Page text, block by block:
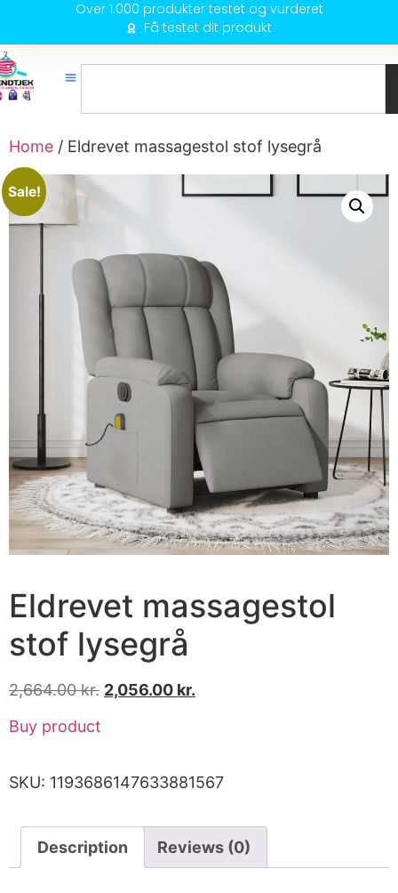
Over 1.000 produkter testet og vurderet
Få testet dit produkt
Home / Eldrevet massagestol stof lysegrå
Sale!
Eldrevet massagestol
stof lysegrå
2,664.00kr. 2,056.00 kr.
Buy product
SKU: 1193686147633881567
Description Reviews (0)